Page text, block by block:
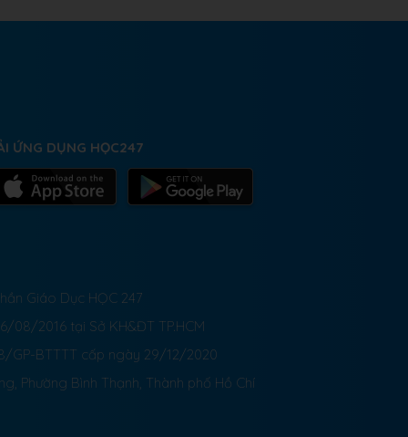
ỨNG DỤNG HỌC247
Giáo Dục HỌC 247
08/2016 tại Sở KH&ĐT TP.HCM
GP-BTTTT cấp ngày 29/12/2020
Phường Bình Thạnh, Thành phố Hồ Chí